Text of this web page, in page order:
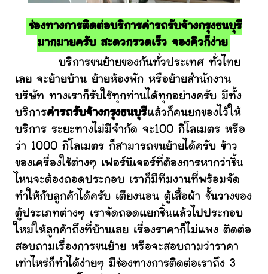
ช่องทางการติดต่อบริการค่ารถรับจ้างกรุงธนบุรี
มากมายครับ สะดวกรวดเร็ว จองคิวก็ง่าย
บริการขนย้ายของกันทั่วประเทศ ทั่วไทย
เลย จะย้ายบ้าน ย้ายห้องพัก หรือย้ายสำนักงาน
บริษัท ทางเราก็รับใช้ทุกท่านได้ทุกอย่างครับ มีทั้ง
บริการค่ารถรับจ้างกรุงธนบุรีแล้วก็คนยกของไว้ให้
บริการ ระยะทางไม่มีจำกัด จะ100 กิโลเมตร หรือ
ว่า 1000 กิโลเมตร ก็สามารถขนย้ายได้ครับ ข้าว
ของเครื่องใช้ต่างๆ เฟอร์นิเจอร์ที่ต้องการหากว่าชิ้น
ไหนจะต้องถอดประกอบ เราก็มีทีมงานที่พร้อมจัด
ทำให้กับลูกค้าได้ครับ เตียงนอน ตู้เสื้อผ้า ชั้นวางของ
ตู้ประเภทต่างๆ เราจัดถอดแยกชิ้นแล้วไปประกอบ
ใหม่ให้ลูกค้าถึงที่บ้านเลย เรื่องราคาก็ไม่แพง ติดต่อ
สอบถามเรื่องการขนย้าย หรือจะสอบถามว่าราคา
เท่าไหร่ก็ทำได้ง่ายๆ มีช่องทางการติดต่อเราถึง 3